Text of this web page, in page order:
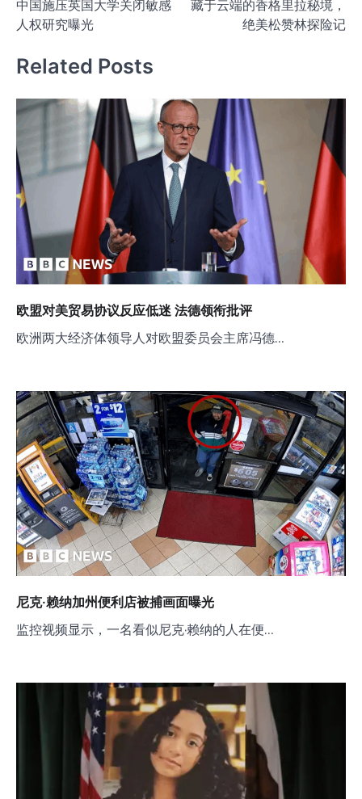
章
导
航
中国施压英国大学关闭敏感
人权研究曝光
藏于云端的香格里拉秘境，
绝美松赞林探险记
Related Posts
欧盟对美贸易协议反应低迷 法德领衔批评
欧洲两大经济体领导人对欧盟委员会主席冯德…
尼克·赖纳加州便利店被捕画面曝光
监控视频显示，一名看似尼克·赖纳的人在便…